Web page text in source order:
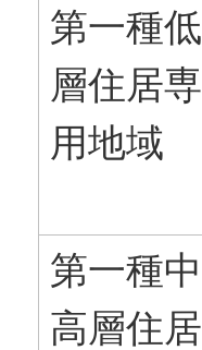
第一種低
層住居専
用地域
第一種中
高層住居